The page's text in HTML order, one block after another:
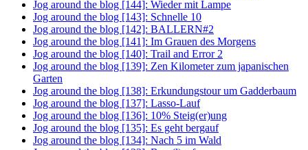
Jog around the blog [144]: Wieder mit Lampe
Jog around the blog [143]: Schnelle 10
Jog around the blog [142]: BALLERN#2
Jog around the blog [141]: Im Grauen des Morgens
Jog around the blog [140]: Trail and Error 2
Jog around the blog [139]: Zen Kilometer zum japanischen
Garten
Jog around the blog [138]: Erkundungstour um Gadderbaum
Jog around the blog [137]: Lasso-Lauf
Jog around the blog [136]: 10% Steig(er)ung
Jog around the blog [135]: Es geht bergauf
Jog around the blog [134]: Nach 5 im Wald